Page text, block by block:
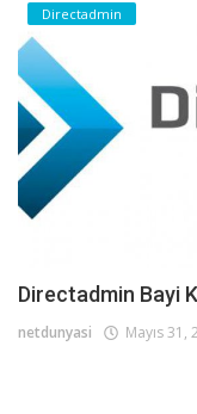
Directadmin
Directadmin Bayi
netdunyasi Mayıs 31,